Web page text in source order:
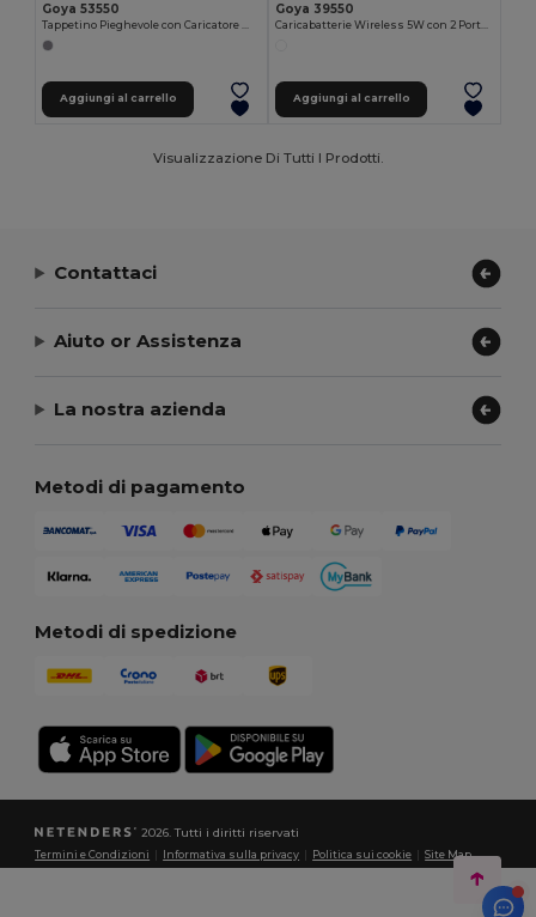
Goya 53550
Aggiungi al carrello
Goya 39550
Aggiungi al carrello
Visualizzazione Di Tutti I Prodotti.
Contattaci
Aiuto or Assistenza
La nostra azienda
Metodi di pagamento
Metodi di spedizione
2026. Tutti i diritti riservati
Termini e Condizioni Informativa sulla privacy Politica sui cookie |Site Map